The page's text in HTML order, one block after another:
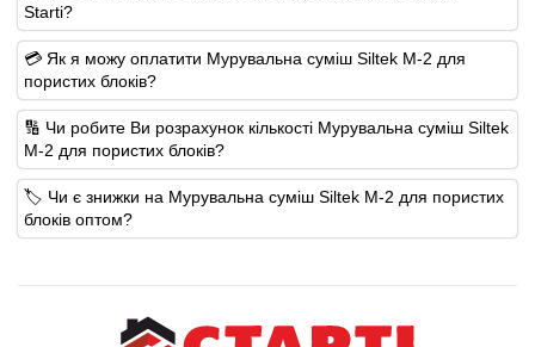
Starti?
💳 Як я можу оплатити Мурувальна суміш Siltek M-2 для
пористих блоків?
🔢 Чи робите Ви розрахунок кількості Мурувальна суміш Siltek
M-2 для пористих блоків?
🏷️ Чи є знижки на Мурувальна суміш Siltek M-2 для пористих
блоків оптом?